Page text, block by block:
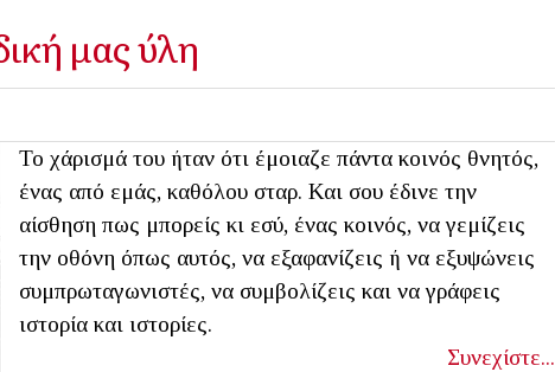
μας ύλη
Το χάρισμά του ήταν ότι έμοιαζε πάντα κοινός θνητός,
ένας από εμάς, καθόλου σταρ. Και σου έδινε την
αίσθηση πως μπορείς κι εσύ, ένας κοινός, να γεμίζεις
την οθόνη όπως αυτός, να εξαφανίζεις ή να εξυψώνεις
συμπρωταγωνιστές, να συμβολίζεις και να γράφεις
ιστορία και ιστορίες.
Συνεχίστε...